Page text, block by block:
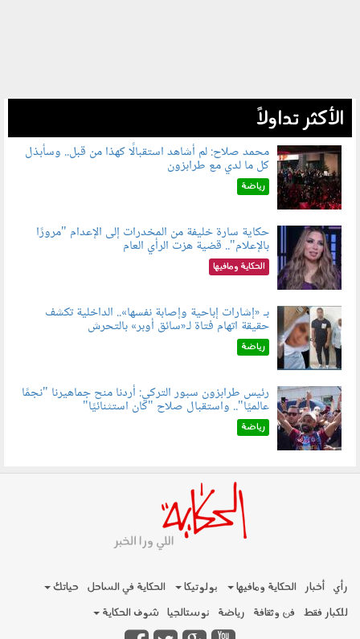
الأكثر تداولاً
060802.jpg
محمد صلاح: لم أشاهد استقبالًا كهذا من قبل.. وسأبذل
كل ما لدي مع طرابزون
رياضة
060801.jpeg
حكاية سارة خليفة من المخدرات إلى الإعدام "مرورًا
بالإعلام".. قضية هزت الرأي العام
الحكاية ومافيها
060804.jpg
بـ «إشارات إباحية وإصابة نفسها».. الداخلية تكشف
حقيقة اتهام فتاة لـ«سائق أوبر» بالتحرش
رياضة
060803.jpg
رئيس طرابزون سبور التركي: أردنا منح جماهيرنا "نجمًا
عالميًا".. واستقبال صلاح "كان استثنائيًا"
رياضة
رأي أخبار الحكاية ومافيها بولوتيكا الحكاية في الساحل
حياتك
للكبار فقط فن وثقافة رياضة نوستالجيا شوف الحكاية